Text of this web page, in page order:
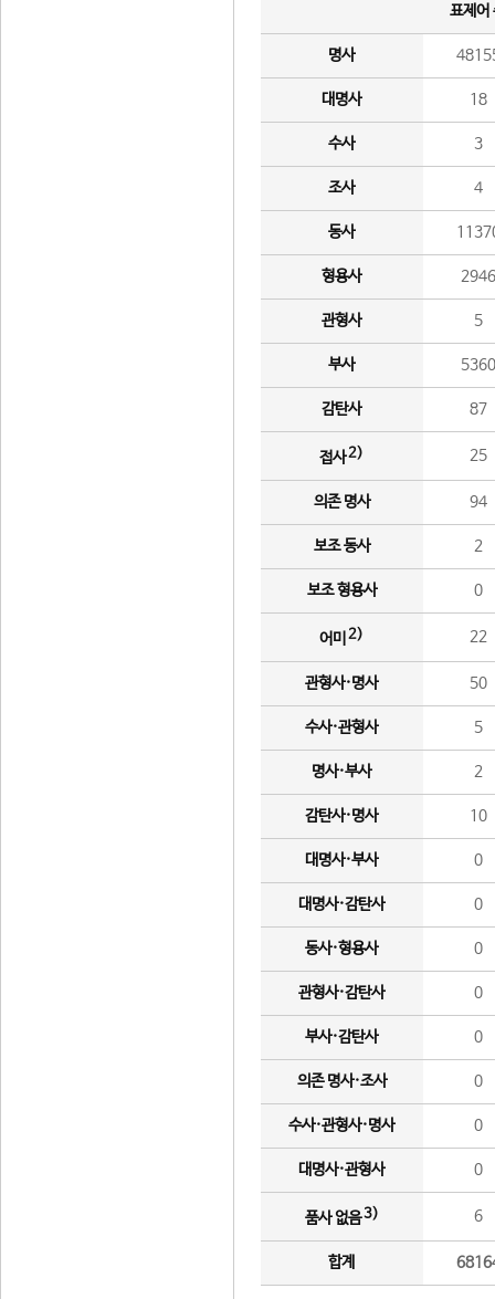
표제어
명사
대명사 18
수사 3
조사 4
동사
형용사 2946
관형사 5
부사 5360
감탄사 87
접사2) 25
의존 명사 94
보조 동사 2
보조 형용사 0
어미 2) 22
관형사·명사 50
수사·관형사 5
명사·부사 2
감탄사·명사 10
대명사·부사 0
대명사·감탄사 0
동사·형용사 0
관형사·감탄사 0
부사·감탄사 0
의존 명사·조사 0
수사·관형사·명사 0
대명사·관형사 0
품사 없음3) 6
합계